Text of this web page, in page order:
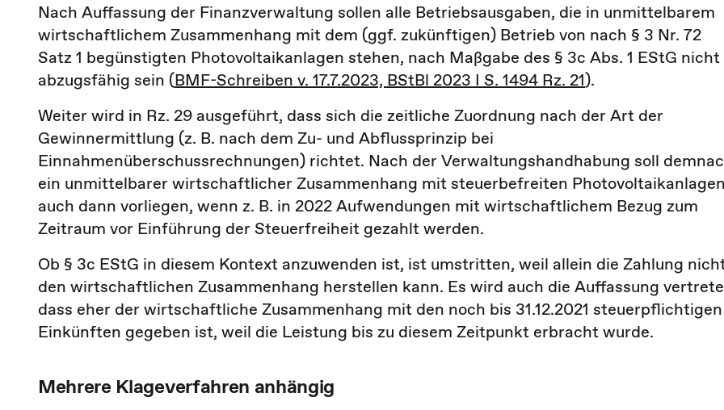
Nach Auffassung der Finanzverwaltung sollen alle Betriebsausgaben, die in unmittelbarem
wirtschaftlichem Zusammenhang mit dem (ggf. zukünftigen) Betrieb von nach § 3 Nr. 72
Satz 1 begünstigten Photovoltaikanlagen stehen, nach Maßgabe des § 3c Abs. 1 EStG nicht
abzugsfähig sein (BMF-Schreiben v. 17.7.2023, BStBl 2023 I S. 1494 Rz. 21).
Weiter wird in Rz. 29 ausgeführt, dass sich die zeitliche Zuordnung nach der Art der
Gewinnermittlung (z. B. nach dem Zu- und Abflussprinzip bei
Einnahmenüberschussrechnungen) richtet. Nach der Verwaltungshandhabung soll
ein unmittelbarer wirtschaftlicher Zusammenhang mit steuerbefreiten Photovoltaikanlagen
auch dann vorliegen, wenn z. B. in 2022 Aufwendungen mit wirtschaftlichem Bezug zum
Zeitraum vor Einführung der Steuerfreiheit gezahlt werden.
Ob § 3c EStG in diesem Kontext anzuwenden ist, ist umstritten, weil allein die Zahlung
den wirtschaftlichen Zusammenhang herstellen kann. Es wird auch die Auffassung
dass eher der wirtschaftliche Zusammenhang mit den noch bis 31.12.2021 steuerpflichtigen
Einkünften gegeben ist, weil die Leistung bis zu diesem Zeitpunkt erbracht wurde.
Mehrere Klageverfahren anhängig